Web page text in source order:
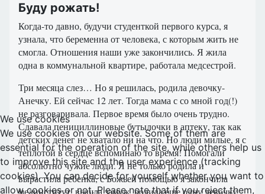
Буду рожать!
Когда-то давно, будучи студенткой первого курса, я
узнала, что беременна от человека, с которым жить не
смогла. Отношения наши уже закончились. Я жила
одна в коммунальной квартире, работала медсестрой.
Три месяца слез… Но я решилась, родила девочку-
Анечку. Ей сейчас 12 лет. Тогда мама с со мной год(!)
не разговаривала. Первое время было очень трудно.
Сдавала пенициллиновые бутылочки в аптеку, так как
детских денег не хватало ни на что. Но люди милые, я с
теплотой в сердце вспоминаю то время! Помогали
абсолютно чужие люди. Я не только родила и
вырастила ребенка, с Божьей помощью я закончила
мединститут, вышла замуж, родила еще одну девочку
We use cookies
We use cookies on our website. Some of them are
essential for the operation of the site, while others help us
to improve this site and the user experience (tracking
cookies). You can decide for yourself whether you want to
allow cookies or not. Please note that if you reject them,